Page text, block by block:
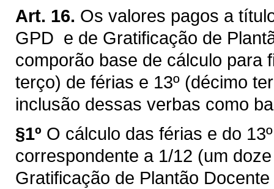
Art. 16. Os valores pagos a
GPD e de Gratificação de
comporão base de cálculo para
terço) de férias e 13º (décimo
inclusão dessas verbas como
§1º O cálculo das férias e do
correspondente a 1/12 (um
Gratificação de Plantão